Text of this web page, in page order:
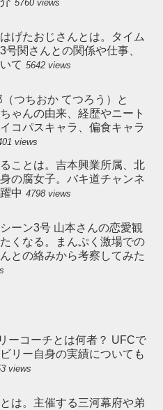
5760 views
げたおじさんとは。タイム
号関さんとの関係や仕事、
て 5642 views
（つちおか てつろう）と
ゃんの由来、経歴やニート
コパスキャラ、偏食キャラ
views
ことは。吉本興業所属、北
の腐女子。バキ道チャンネ
中 4798 views
ーン3号 山本さんの恋愛観
くなる。まんぷく激場での
との絡みから考察してみた
ーコーチとは何者？ UFCで
リー自身の実績についても
views
は。主催する三河幕府や弟